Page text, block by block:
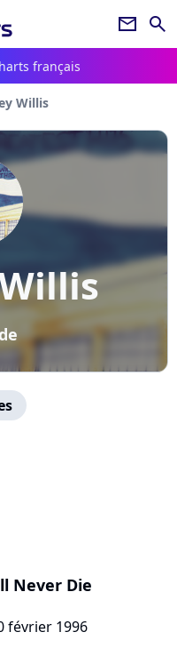
newsletter search
français
Willis
Never Die
février 1996